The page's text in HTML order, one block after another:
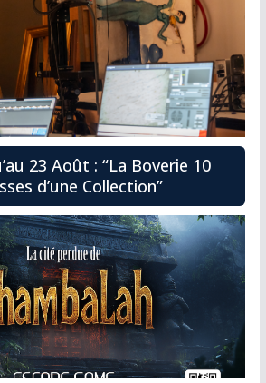
23 Août : “La Boverie 10
d’une Collection”